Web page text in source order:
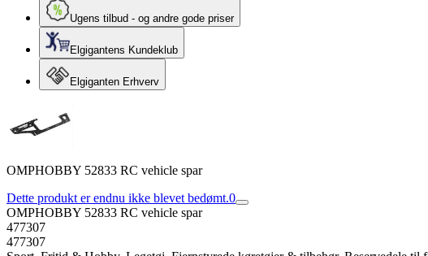
Ugens tilbud - og andre gode priser
Elgigantens Kundeklub
Elgiganten Erhverv
OMPHOBBY 52833 RC vehicle spar
Dette produkt er endnu ikke blevet bedømt.0
OMPHOBBY 52833 RC vehicle spar
477307
477307